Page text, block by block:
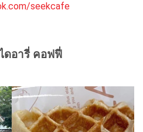
seekcafe
ดอารี่ คอฟฟี่